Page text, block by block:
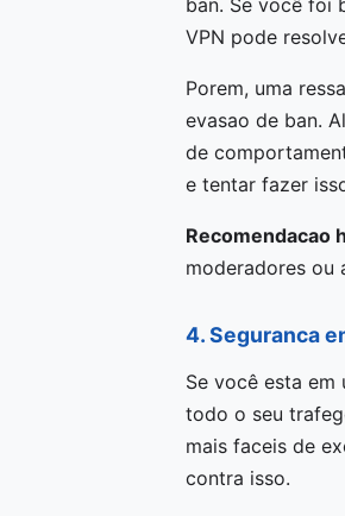
ban. Se você foi
VPN pode
Porem, uma
evasao de ban.
de
e tentar fazer
Recomendacao
moderadores ou
4. Seguranca
Se você esta
todo o seu
mais faceis de
contra isso.